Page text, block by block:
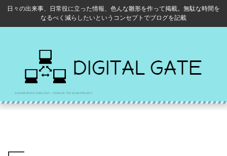
日々の出来事、日常役に立った情報、色んな雛形を作って掲載。無駄な時間を
なるべく減らしたいというコンセプトでブログを記載